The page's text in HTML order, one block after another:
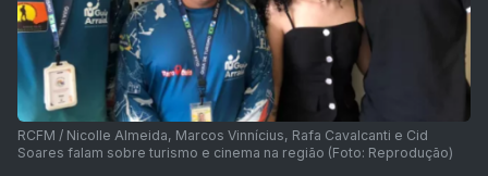
RCFM / Nicolle Almeida, Marcos Vinnícius, Rafa Cavalcanti e Cid
Soares falam sobre turismo e cinema na região (Foto: Reprodução)